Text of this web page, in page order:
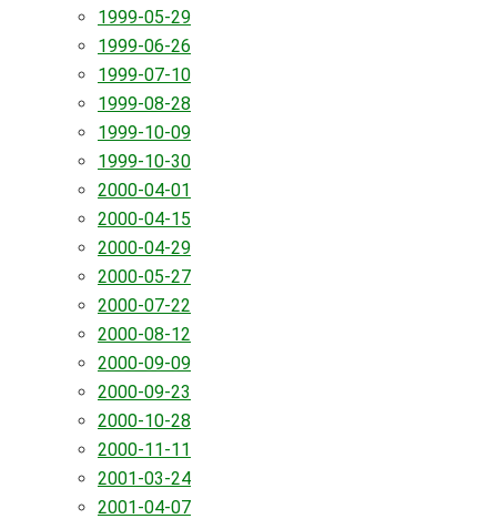
1999-05-29
1999-06-26
1999-07-10
1999-08-28
1999-10-09
1999-10-30
2000-04-01
2000-04-15
2000-04-29
2000-05-27
2000-07-22
2000-08-12
2000-09-09
2000-09-23
2000-10-28
2000-11-11
2001-03-24
2001-04-07